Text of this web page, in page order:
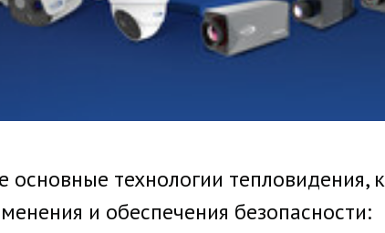
технологии тепловидения,
и обеспечения безопасности: